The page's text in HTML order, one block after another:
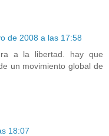
de 2008 a las 17:58
a la libertad. hay que
un movimiento global de
18:07